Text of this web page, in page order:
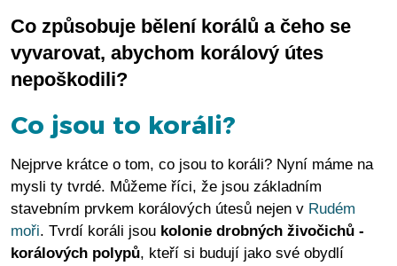
Co způsobuje bělení korálů a čeho se
vyvarovat, abychom korálový útes
nepoškodili?
Co jsou to koráli?
Nejprve krátce o tom, co jsou to koráli? Nyní máme na
mysli ty tvrdé. Můžeme říci, že jsou základním
stavebním prvkem korálových útesů nejen v Rudém
moři. Tvrdí koráli jsou kolonie drobných živočichů -
korálových polypů, kteří si budují jako své obydlí